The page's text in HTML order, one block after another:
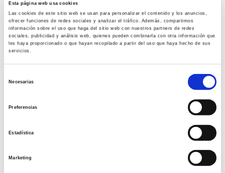
Esta página web usa cookies
Las cookies de este sitio web se usan para personalizar el contenido y los anuncios,
ofrecer funciones de redes sociales y analizar el tráfico. Además, compartimos
información sobre el uso que haga del sitio web con nuestros partners de redes
sociales, publicidad y análisis web, quienes pueden combinarla con otra información que
les haya proporcionado o que hayan recopilado a partir del uso que haya hecho de sus
servicios.
Necesarias
Preferencias
Estadística
Marketing
ACTUALIDAD
Accuna incorpora sus datos
de reproducción asistida al
Registro Nacional de
Sociedad Española de
nuestra forma de ser es que participamos en la